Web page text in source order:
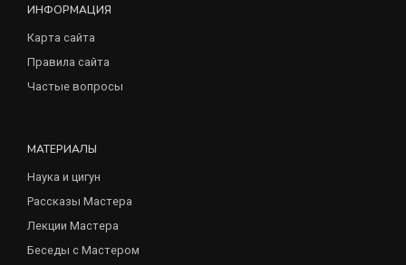
ИНФОРМАЦИЯ
Карта сайта
Правила сайта
Частые вопросы
МАТЕРИАЛЫ
Наука и цигун
Рассказы Мастера
Лекции Мастера
Беседы с Мастером